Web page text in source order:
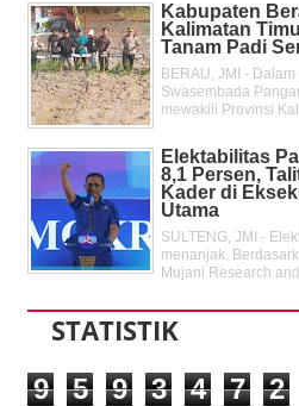
Kabupaten
Kalimatan
Tanam Padi
BERAU, JMI -
Swasembada
mewakili Provinsi
Elektabilitas
8,1 Persen,
Kader di
Utama
SULTENG, JMI -
menanjak.
Mujani Research
STATISTIK
9 5 9 3 4 7 2